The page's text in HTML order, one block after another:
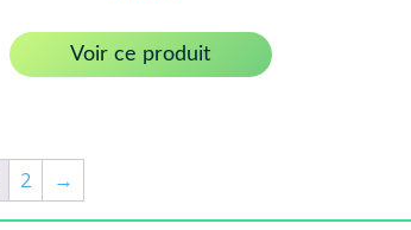
Voir ce produit
2 →